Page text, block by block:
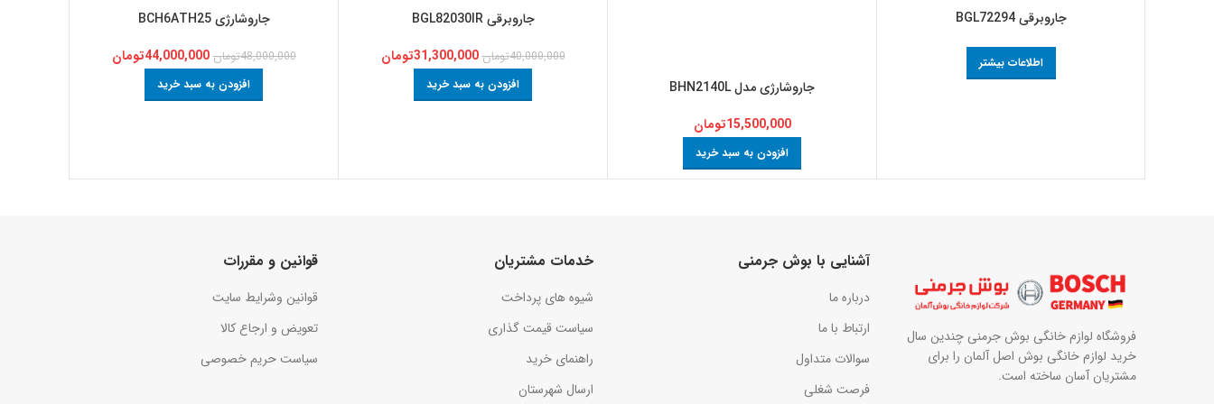
جاروبرقی BGL72294
اطلاعات بیشتر
جاروشارژی مدل BHN2140L
15,500,000تومان
افزودن به سبد خرید
جاروبرقی BGL82030IR
40,000,000تومان 31,300,000تومان
افزودن به سبد خرید
جاروشارژی BCH6ATH25
48,000,000تومان 44,000,000تومان
افزودن به سبد خرید
فروشگاه لوازم خانگی بوش جرمنی چندین سال
خرید لوازم خانگی بوش اصل آلمان را برای
مشتریان آسان ساخته است.
آشنایی با بوش جرمنی
درباره ما
ارتباط با ما
سوالات متداول
فرصت شغلی
خدمات مشتریان
شیوه های پرداخت
سیاست قیمت گذاری
راهنمای خرید
ارسال شهرستان
قوانین و مقررات
قوانین وشرایط سایت
تعویض و ارجاع کالا
سیاست حریم خصوصی